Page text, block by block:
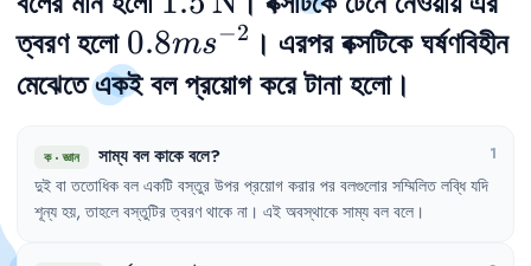
ত্বরণ হলো 0.8
ms^{-2}
0.8ms−2 । এরপর বক্সটিকে ঘর্ষণবিহীন
মেঝেতে একই বল প্রয়োগ করে টানা হলো।
ক·জ্ঞান সাম্যবলকাকেবলে? 1
দুই বা ততোধিক বল একটি বস্তুর উপর প্রয়োগ করার পর বলগুলোর সম্মিলিত লব্ধি যদি
শূন্য হয়, তাহলে বস্তুটির ত্বরণ থাকে না । এই অবস্থাকে সাম্য বল বলে ।